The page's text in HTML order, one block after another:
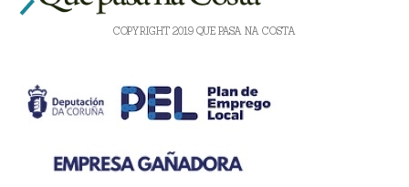
COPYRIGHT 2019 QUE PASA NA COSTA